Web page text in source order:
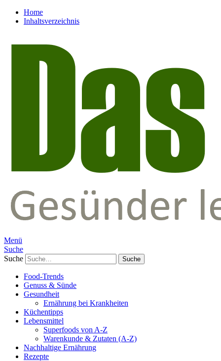
Home
Inhaltsverzeichnis
Menü
Suche
Suche
Food-Trends
Genuss & Sünde
Gesundheit
Ernährung bei Krankheiten
Küchentipps
Lebensmittel
Superfoods von A-Z
Warenkunde & Zutaten (A-Z)
Nachhaltige Ernährung
Rezepte